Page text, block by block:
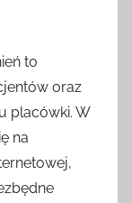
to
oraz
placówki. W
na